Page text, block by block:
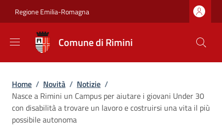
Regione Emilia-Romagna
Comune di Rimini
Briciole di pane
Home / Novità / Notizie /
Nasce a Rimini un Campus per aiutare i giovani Under 30
con disabilità a trovare un lavoro e costruirsi una vita il più
possibile autonoma